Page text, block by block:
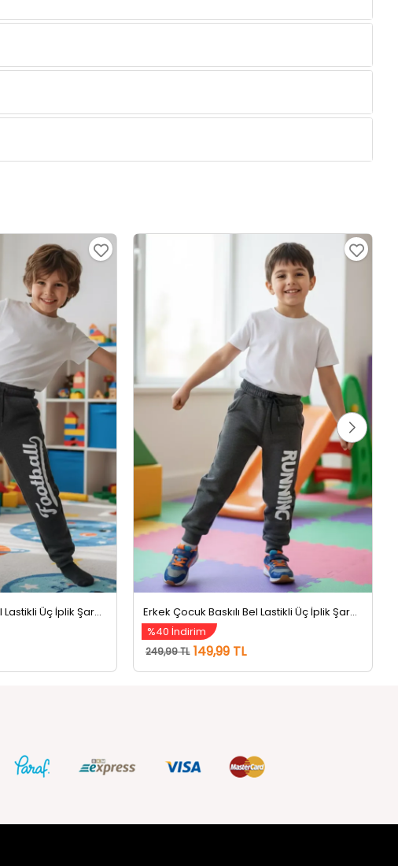
Erkek Çocuk Baskılı Bel Lastikli Üç İplik Şardonlu Eşofman Altı Koyugri
%40 İndirim
249,99 TL 149,99 TL